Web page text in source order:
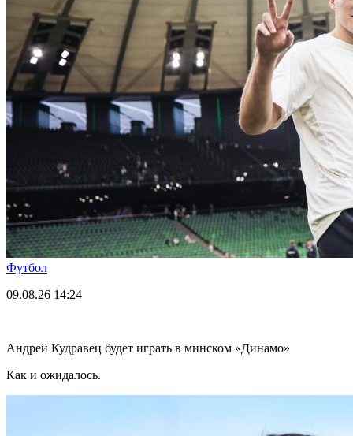
Футбол
09.08.26 14:24
Андрей Кудравец будет играть в минском «Динамо»
Как и ожидалось.